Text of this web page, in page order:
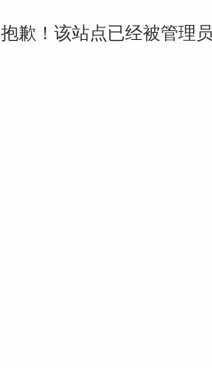
抱歉！该站点已经被管理